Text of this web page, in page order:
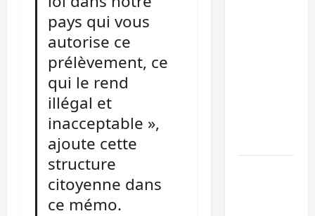
pays qui vous
autorise ce
prélèvement, ce
qui le rend
illégal et
inacceptable »,
ajoute cette
structure
citoyenne dans
ce mémo.